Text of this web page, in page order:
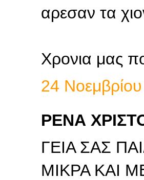
αρεσαν τα
Χρονια μας
24
ΡΕΝΑ
ΓΕΙΑ ΣΑΣ
ΜΙΚΡΑ ΚΑΙ